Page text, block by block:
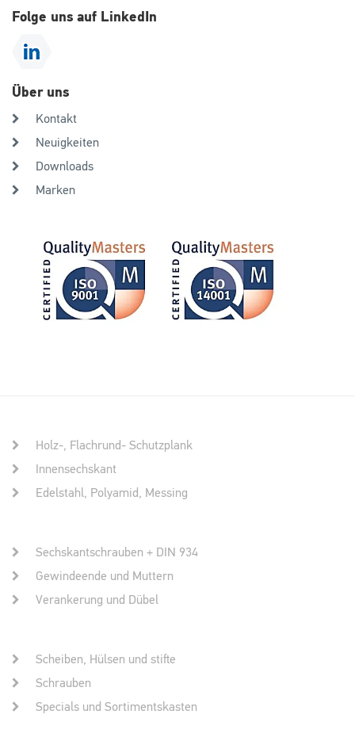
Folge uns auf LinkedIn
Über uns
Kontakt
Neuigkeiten
Downloads
Marken
Holz-, Flachrund- Schutzplank
Innensechskant
Edelstahl, Polyamid, Messing
Sechskantschrauben + DIN 934
Gewindeende und Muttern
Verankerung und Dübel
Scheiben, Hülsen und stifte
Schrauben
Specials und Sortimentskasten